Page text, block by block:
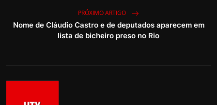
PRÓXIMO ARTIGO
Nome de Cláudio Castro e de deputados aparecem em
lista de bicheiro preso no Rio